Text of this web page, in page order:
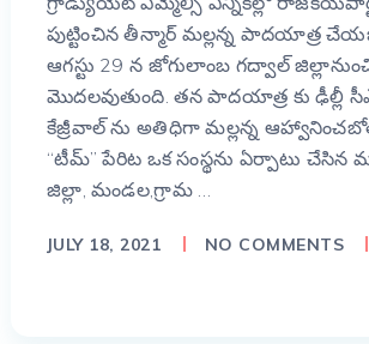
పుట్టించిన తీన్మార్ మల్లన్న పాదయాత్ర
ఆగస్టు 29 న జోగులాంబ గద్వాల్
మొదలవుతుంది. తన పాదయాత్ర కు ఢీల్లీ
కేజ్రీవాల్ ను అతిధిగా మల్లన్న
“టీమ్” పేరిట ఒక సంస్థను ఏర్పాటు చేసిన
జిల్లా, మండల,గ్రామ …
JULY 18, 2021 NO COMMENTS